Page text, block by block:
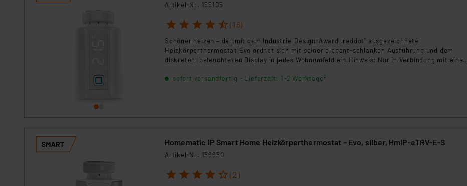
Artikel-Nr. 155105
1 2 3 4 5 (16)
Schöner heizen – der mit dem Industrie-Design-Award „reddot" ausgezeichnete
Heizkörperthermostat Evo ordnet sich mit seiner elegant-schlanken Ausführung und dem
diskreten, beleuchteten Display in jedes Wohnumfeld ein.Hinweis: Nur in Verbindung mit einen
sofort versandfertig - Lieferzeit: 1-2 Werktage²
Homematic IP Smart Home Heizkörperthermostat – Evo, silber, HmIP-eTRV-E-S
Artikel-Nr. 156650
1 2 3 4 5 (2)